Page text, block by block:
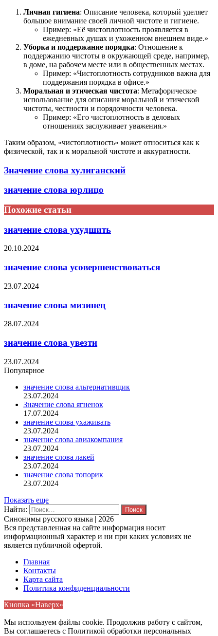
Личная гигиена: Описание человека, который уделяет
большое внимание своей личной чистоте и гигиене.
Пример: «Её чистоплотность проявляется в
ежедневных душах и ухоженном внешнем виде.»
Уборка и поддержание порядка: Отношение к
поддержанию чистоты в окружающей среде, например,
в доме, на рабочем месте или в общественных местах.
Пример: «Чистоплотность сотрудников важна для
поддержания порядка в офисе.»
Моральная и этическая чистота: Метафорическое
использование для описания моральной и этической
чистоты, честности и порядочности человека.
Пример: «Его чистоплотность в деловых
отношениях заслуживает уважения.»
Таким образом, «чистоплотность» может относиться как к
физической, так и к моральной чистоте и аккуратности.
Значение слова хулиганский
значение слова юрлицо
Похожие статьи
значение слова ухудшить
20.10.2024
значение слова усовершенствоваться
23.07.2024
значение слова мизинец
28.07.2024
значение слова увезти
23.07.2024
Популярное
значение слова альтернативщик
23.07.2024
Значение слова ягненок
17.07.2024
значение слова ухаживать
23.07.2024
значение слова авиакомпания
23.07.2024
значение слова лакей
23.07.2024
значение слова топорик
23.07.2024
Показать еще
Найти:
Синонимы русского языка | 2026
Вся представленная на сайте информация носит
информационный характер и ни при каких условиях не
является публичной офертой.
Главная
Контакты
Карта сайта
Политика конфиденциальности
Кнопка «Наверх»
Мы используем файлы cookie. Продолжив работу с сайтом,
Вы соглашаетесь с Политикой обработки персональных